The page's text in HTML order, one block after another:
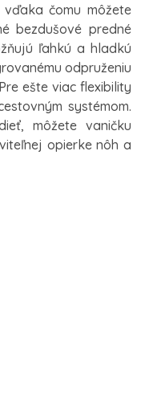
čomu môžete
bezdušové predné
ľahkú a hladkú
odpruženiu
ešte viac flexibility
systémom.
môžete vaničku
opierke nôh a